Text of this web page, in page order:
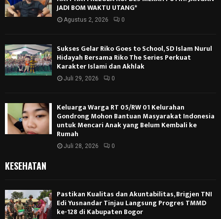
JADI BOM WAKTU UTANG*
Agustus 2, 2026 0
Sukses Gelar Riko Goes to School, SD Islam Nurul
Hidayah Bersama Riko The Series Perkuat
Karakter Islami dan Akhlak
Juli 29, 2026 0
Keluarga Warga RT 05/RW 01 Kelurahan
Gondrong Mohon Bantuan Masyarakat Indonesia
untuk Mencari Anak yang Belum Kembali ke
Rumah
Juli 28, 2026 0
KESEHATAN
Pastikan Kualitas dan Akuntabilitas, Brigjen TNI
Edi Yusnandar Tinjau Langsung Progres TMMD
ke-128 di Kabupaten Bogor